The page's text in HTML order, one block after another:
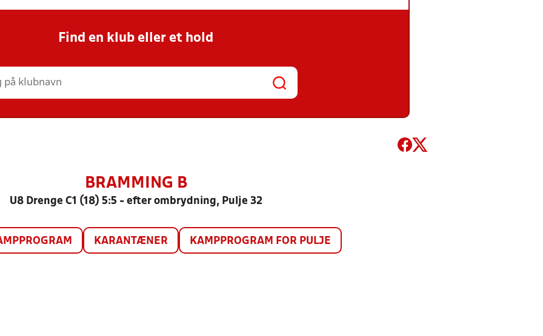
Find en klub eller et hold
BRAMMING B
U8 Drenge C1 (18) 5:5 - efter ombrydning, Pulje 32
KARANTÆNER KAMPPROGRAM FOR PULJE